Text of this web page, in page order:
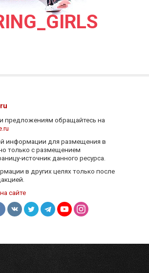
предложениям обращайтесь на
информации для размещения в
только с размещением
источник данного ресурса.
в других целях только после
сайте